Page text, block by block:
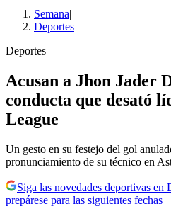
Semana|
Deportes
Deportes
Acusan a Jhon Jader
conducta que desató
League
Un gesto en su festejo del gol
pronunciamiento de su técnico en
Siga las novedades deportivas en
prepárese para las siguientes fechas